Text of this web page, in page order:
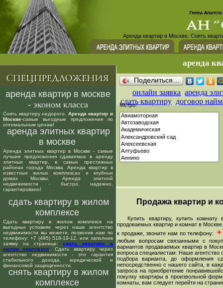
Аренда квартир в Москве. Снять
аренда
аренда квартир в москве
- эконом класса
Снять квартиру недорого. Аренда квартир в
Москве-самые выгодные предложения по
оптимальным ценам!
аренда элитных квартир
в москве
Аренда элитных квартир в Москве - самые
лучшие предложения сдаваемых в аренду
элитных квартир, в самых престижных
районах города Москва. Аренда квартир в
известных жилых комплексах и клубных
домах Москвы. Аренда элитной
недвижимости - быстро, надежно,
гарантировано!
сдать квартиру в жилом
комплексе
Сдать квартиру в жилом комплексе на
выгодных условиях через наше агентство
недвижимости вы можете, позвонив нам по
телефону: +7 (495) 518-19-12, или заполнив
заявку на странице:сдать квартиру в
жилом комплексе . Сдать квартиру через
агентство недвижимости - это гарантия
стабильного дохода, юридической и
финансовой защищенности.
снять квартиру в жилом
комплексе
Поделиться…
онлайн заявка аренда
сдать квартиру договор
Метро:
Продажа квартир и
Купить квартиру, купить комнату
продоваемых квартир и комнат в
к продаже, звоните нам по телефону:
любым вопросам связанными с
вариантов продаваемых квартир в
вопроса специалистам. Наше агентство
подбора варианта, до оформления
непосредственно с нашего сайта, в
запроса на приобретение
покупку квартиры в произвольной
комнаты, вам следует перейти на